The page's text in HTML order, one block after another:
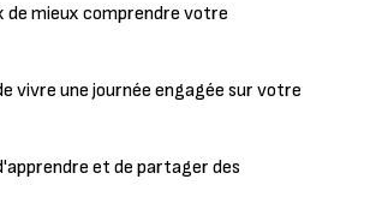
de mieux comprendre votre
vivre une journée engagée sur votre
et de partager des